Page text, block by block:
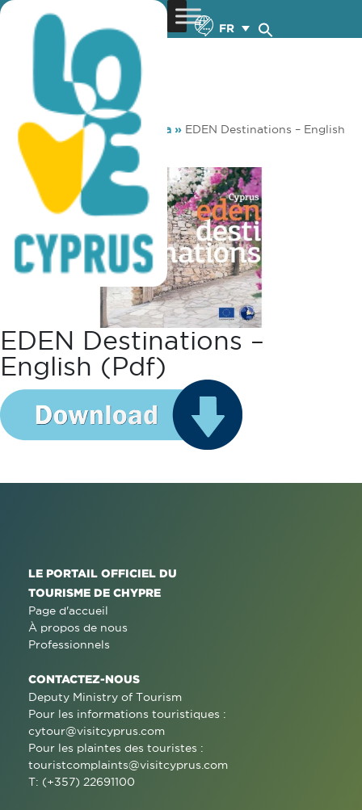
FR
You are here: Home »Media » EDEN Destinations – English
(pdf)
EDEN Destinations –
English (pdf)
LE PORTAIL OFFICIEL DU
TOURISME DE CHYPRE
Page d'accueil
À propos de nous
Professionnels
CONTACTEZ-NOUS
Deputy Ministry of Tourism
Pour les informations touristiques :
cytour@visitcyprus.com
Pour les plaintes des touristes :
touristcomplaints@visitcyprus.com
T: (+357) 22691100